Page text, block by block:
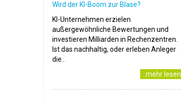
Wird der KI-Boom zur Blase?
KI-Unternehmen erzielen
außergewöhnliche Bewertungen und
investieren Milliarden in Rechenzentren.
Ist das nachhaltig, oder erleben Anleger
die..
..mehr lesen